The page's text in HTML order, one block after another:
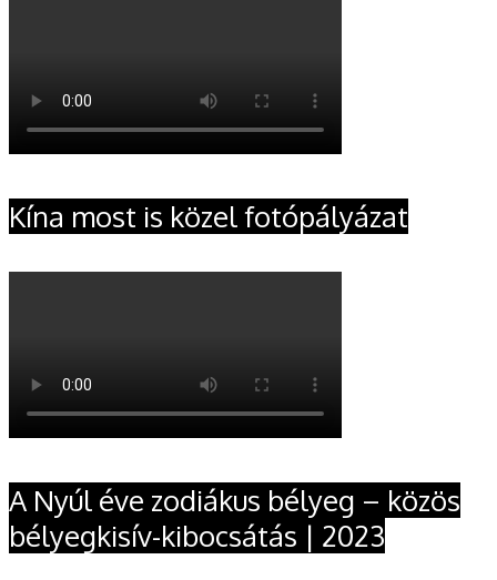
Kína most is közel fotópályázat
A Nyúl éve zodiákus bélyeg – közös
bélyegkisív-kibocsátás | 2023